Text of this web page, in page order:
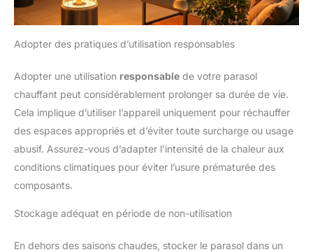
Adopter des pratiques d’utilisation responsables
Adopter une utilisation responsable de votre parasol
chauffant peut considérablement prolonger sa durée de vie.
Cela implique d’utiliser l’appareil uniquement pour réchauffer
des espaces appropriés et d’éviter toute surcharge ou usage
abusif. Assurez-vous d’adapter l’intensité de la chaleur aux
conditions climatiques pour éviter l’usure prématurée des
composants.
Stockage adéquat en période de non-utilisation
En dehors des saisons chaudes, stocker le parasol dans un